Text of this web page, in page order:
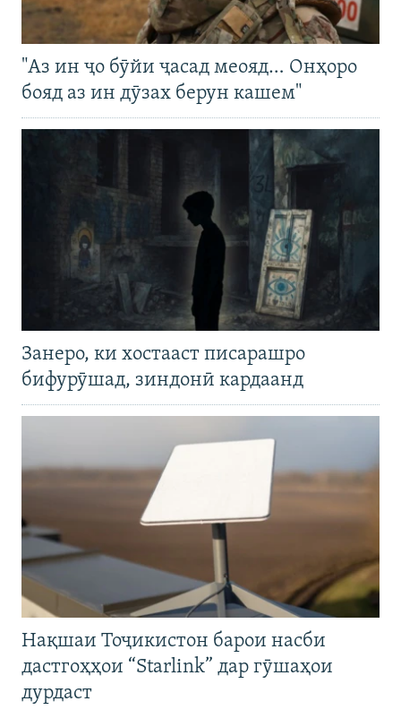
"Аз ин ҷо бӯйи ҷасад меояд… Онҳоро
бояд аз ин дӯзах берун кашем"
Занеро, ки хостааст писарашро
бифурӯшад, зиндонӣ кардаанд
Нақшаи Тоҷикистон барои насби
дастгоҳҳои “Starlink” дар гӯшаҳои
дурдаст